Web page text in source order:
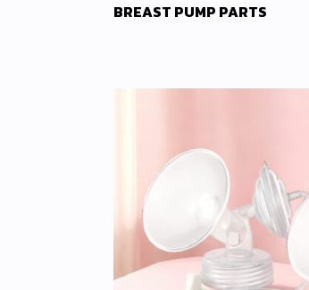
BREAST PUMP PARTS